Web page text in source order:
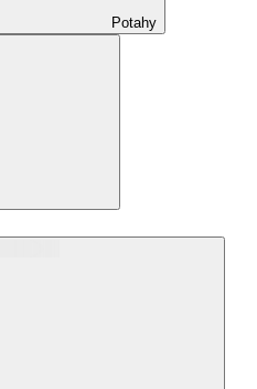
Potahy